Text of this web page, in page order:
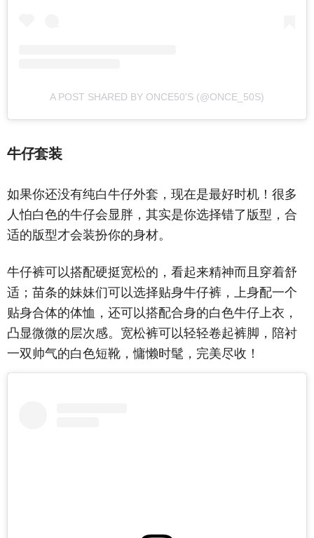
A POST SHARED BY ONCE50'S (@ONCE_50S)
牛仔套装
如果你还没有纯白牛仔外套，现在是最好时机！很多
人怕白色的牛仔会显胖，其实是你选择错了版型，合
适的版型才会装扮你的身材。
牛仔裤可以搭配硬挺宽松的，看起来精神而且穿着舒
适；苗条的妹妹们可以选择贴身牛仔裤，上身配一个
贴身合体的体恤，还可以搭配合身的白色牛仔上衣，
凸显微微的层次感。宽松裤可以轻轻卷起裤脚，陪衬
一双帅气的白色短靴，慵懒时髦，完美尽收！